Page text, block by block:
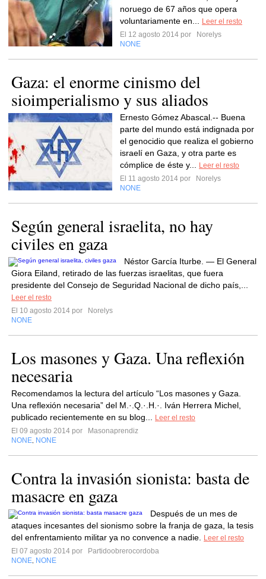
noruego de 67 años que opera
voluntariamente en...
Leer el resto
El 12 agosto 2014 por
Norelys
NONE
Gaza: el enorme cinismo del
sioimperialismo y sus aliados
Ernesto Gómez Abascal.-- Buena
parte del mundo está indignada por
el genocidio que realiza el gobierno
israelí en Gaza, y otra parte es
cómplice de éste y...
Leer el resto
El 11 agosto 2014 por
Norelys
NONE
Según general israelita, no hay
civiles en gaza
Néstor García Iturbe. — El General
Giora Eiland, retirado de las fuerzas israelitas, que fuera
presidente del Consejo de Seguridad Nacional de dicho país,...
Leer el resto
El 10 agosto 2014 por
Norelys
NONE
Los masones y Gaza. Una reflexión
necesaria
Recomendamos la lectura del artículo “Los masones y Gaza.
Una reflexión necesaria” del M.·.Q.·.H.·. Iván Herrera Michel,
publicado recientemente en su blog...
Leer el resto
El 09 agosto 2014 por
Masonaprendiz
NONE NONE
Contra la invasión sionista: basta de
masacre en gaza
Después de un mes de
ataques incesantes del sionismo sobre la franja de gaza, la tesis
del enfrentamiento militar ya no convence a nadie.
Leer el resto
El 07 agosto 2014 por
Partidoobrerocordoba
NONE NONE